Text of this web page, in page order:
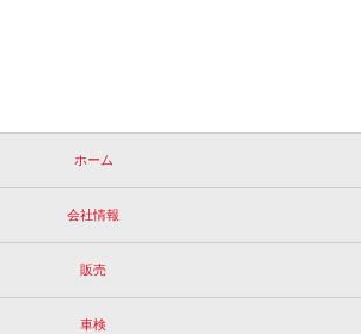
ホーム
会社情報
販売
車検